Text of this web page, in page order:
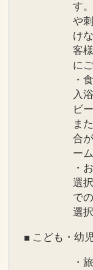
す
や
け
客
に
・
入
ビ
ま
合
ー
・
選
で
選
■ こども・幼
・